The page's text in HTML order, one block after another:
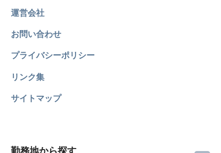
運営会社
お問い合わせ
プライバシーポリシー
リンク集
サイトマップ
勤務地から探す